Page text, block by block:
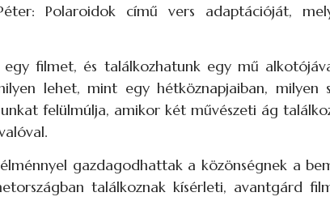
Polaroidok című vers adaptációját,
filmet, és találkozhatunk egy mű
lehet, mint egy hétköznapjaiban, milyen
felülmúlja, amikor két művészeti ág
gazdagodhattak a közönségnek a
találkoznak kísérleti, avantgárd